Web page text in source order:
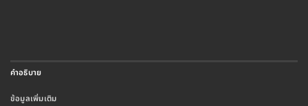
คำอธิบาย
ข้อมูลเพิ่มเติม